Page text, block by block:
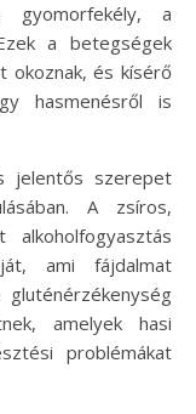
gyomorfekély, a
a betegségek
okoznak, és kísérő
hasmenésről is
jelentős szerepet
A zsíros,
ami fájdalmat
amelyek hasi
problémákat